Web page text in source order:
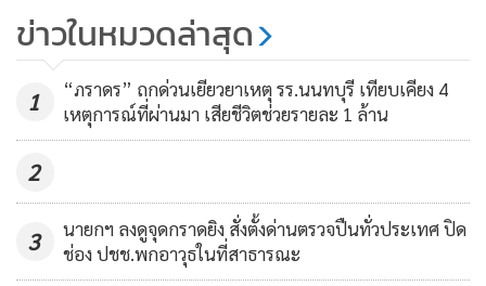
137
"บิ๊กตู่"ห่วงเด็กป่วยโควิดเพิ่มขึ้น สั่ง
ทุกรพ.ต้องรับผู้ป่วยหรือช่วยส่งต่อ-
ย้ำสถาบันสุขภาพเด็กฯพร้อมรักษาผู้
ป่วยทุกกลุ่ม
ข่าวในหมวดล่าสุด
1
“ภราดร” ถกด่วนเยียวยาเหตุ รร.นนทบุรี เทียบเคียง 4
เหตุการณ์ที่ผ่านมา เสียชีวิตช่วยรายละ 1 ล้าน
2
3
นายกฯ ลงดูจุดกราดยิง สั่งตั้งด่านตรวจปืนทั่วประเทศ ปิด
ช่อง ปชช.พกอาวุธในที่สาธารณะ